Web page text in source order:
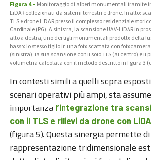
Figura 4 – Monitoraggio di alberi monumentali tramite
LiDAR collezionati da sistemi terrestri e drone. In alto:
TLS e drone LiDAR presso il complesso residenziale
Cardinale (PG). A sinistra, la scansione UAV-LiDAR in
alto a destra, uno dei tigli monumentali prodotto della
basso: lo stesso tiglio in una foto scattata con
(sinistra), la sua scansione con il solo TLS (al centro) e il
volumetria calcolata con il metodo descritto in figura 3
In contesti simili a quelli sopra
scenari operativi più ampi, sta
importanza l’integrazione tra
con il TLS e rilievi da drone con
(figura 5). Questa sinergia permette
rappresentazione tridimensionale